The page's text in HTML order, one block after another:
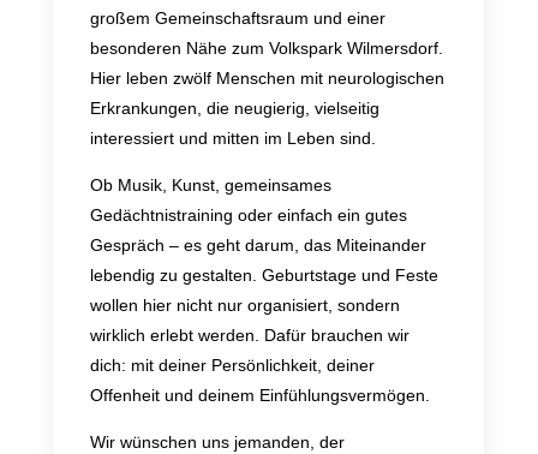
großem Gemeinschaftsraum und einer
besonderen Nähe zum Volkspark Wilmersdorf.
Hier leben zwölf Menschen mit neurologischen
Erkrankungen, die neugierig, vielseitig
interessiert und mitten im Leben sind.
Ob Musik, Kunst, gemeinsames
Gedächtnistraining oder einfach ein gutes
Gespräch – es geht darum, das Miteinander
lebendig zu gestalten. Geburtstage und Feste
wollen hier nicht nur organisiert, sondern
wirklich erlebt werden. Dafür brauchen wir
dich: mit deiner Persönlichkeit, deiner
Offenheit und deinem Einfühlungsvermögen.
Wir wünschen uns jemanden, der